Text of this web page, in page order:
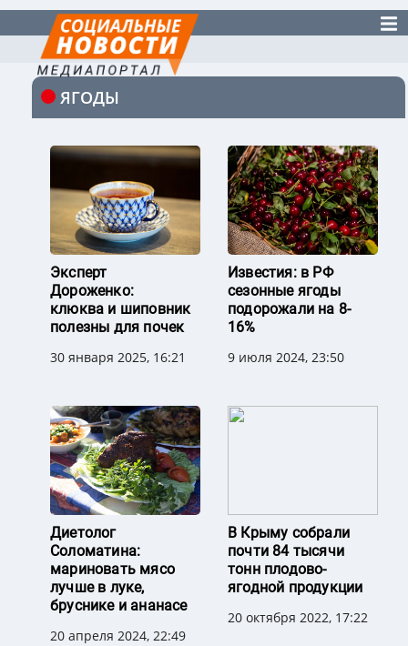
ЯГОДЫ
Эксперт
Дороженко:
клюква и шиповник
полезны для почек
30 января 2025, 16:21
Известия: в РФ
сезонные ягоды
подорожали на 8-
16%
9 июля 2024, 23:50
Диетолог
Соломатина:
мариновать мясо
лучше в луке,
бруснике и ананасе
20 апреля 2024, 22:49
В Крыму собрали
почти 84 тысячи
тонн плодово-
ягодной продукции
20 октября 2022, 17:22